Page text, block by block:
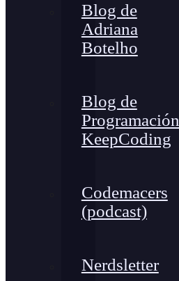
Blog de
Adriana
Botelho
Blog de
Programación
KeepCoding
Codemacers
(podcast)
Nerdsletter